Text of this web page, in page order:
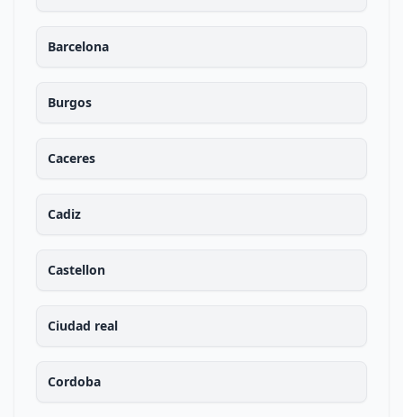
Barcelona
Burgos
Caceres
Cadiz
Castellon
Ciudad real
Cordoba